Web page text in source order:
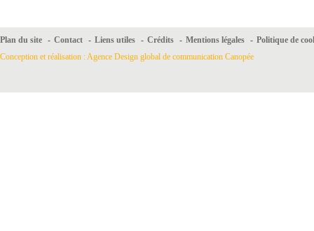
Plan du site - Contact - Liens utiles - Crédits - Mentions légales - Politique de
Conception et réalisation : Agence Design global de communication Canopée